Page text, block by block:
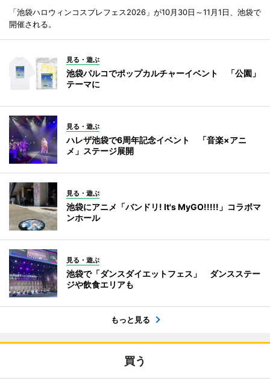
「池袋ハロウィンコスプレフェス2026」が10月30日～11月1日、池袋で
開催される。
見る・遊ぶ
池袋パルコでポップカルチャーイベント 「公園」
テーマに
見る・遊ぶ
ハレザ池袋で6周年記念イベント 「音楽×アニ
メ」ステージ展開
見る・遊ぶ
池袋にアニメ「バンドリ! It's MyGO!!!!!」コラボマ
ンホール
見る・遊ぶ
池袋で「ダンスダイエットフェス」 ダンスステー
ジや飲食エリアも
もっと見る
買う